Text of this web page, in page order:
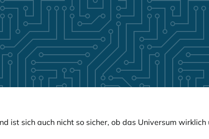
ist sich auch nicht so sicher, ob das Universum wirklich